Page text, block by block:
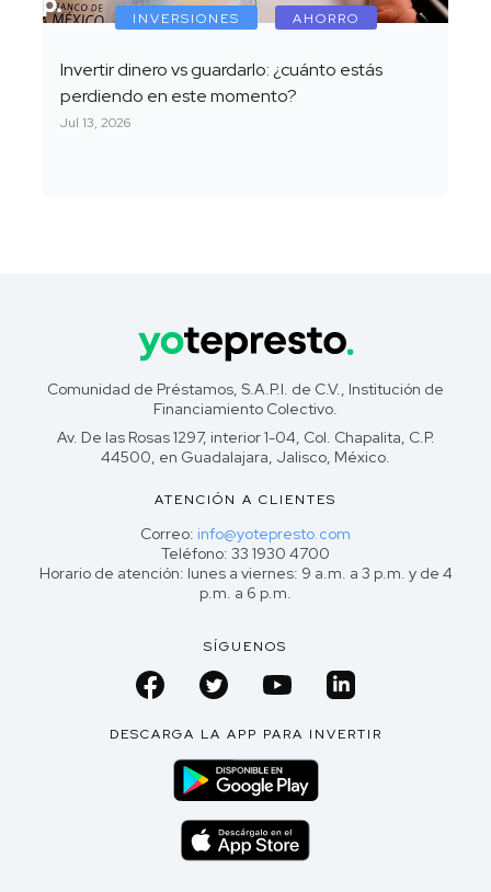
INVERSIONES AHORRO
Invertir dinero vs guardarlo: ¿cuánto estás
perdiendo en este momento?
Jul 13, 2026
Comunidad de Préstamos, S.A.P.I. de C.V., Institución de
Financiamiento Colectivo.
Av. De las Rosas 1297, interior 1-04, Col. Chapalita, C.P.
44500, en Guadalajara, Jalisco, México.
ATENCIÓN A CLIENTES
Correo: info@yotepresto.com
Teléfono: 33 1930 4700
Horario de atención: lunes a viernes: 9 a.m. a 3 p.m. y de 4
p.m. a 6 p.m.
SÍGUENOS
DESCARGA LA APP PARA INVERTIR